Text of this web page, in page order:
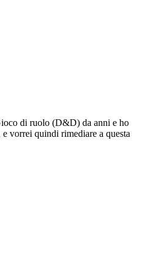
di ruolo (D&D) da anni e ho
vorrei quindi rimediare a questa